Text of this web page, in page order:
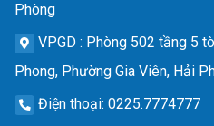
Phòng
VPGD : Phòng 502 tầng 5
Phong, Phường Gia Viên, Hải
Điện thoại: 0225.7774777